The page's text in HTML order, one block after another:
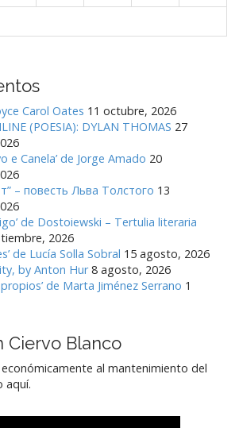
Carol Oates 11 octubre, 2026
(POESIA): DYLAN THOMAS 27
e Canela’ de Jorge Amado 20
– повесть Льва Толстого 13
de Dostoiewski – Tertulia literaria
2026
de Lucía Solla Sobral 15 agosto, 2026
by Anton Hur 8 agosto, 2026
de Marta Jiménez Serrano 1
Ciervo Blanco
al mantenimiento del
aquí.